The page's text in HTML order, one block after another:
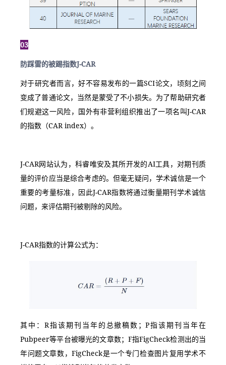
03
防踩雷的被踢指数J-CAR
对于研究者而言，好不容易发布的一篇SCI论文，顷刻之间
变成了普通论文，当然是蒙受了不小损失。为了帮助研究者
们规避这一风险，国外有非营利组织推出了一项名叫J-CAR
的指数（CAR index）。
J-CAR网站认为，科睿唯安及其所开发的AI工具，对期刊质
量的评价应当是综合考虑的。但毫无疑问，学术诚信是一个
重要的考量标准，因此J-CAR指数将通过衡量期刊学术诚信
问题，来评估期刊被剔除的风险。
J-CAR指数的计算公式为：
其中：R指该期刊当年的总撤稿数；P指该期刊当年在
Pubpeer等平台被曝光的文章数；F指FigCheck检测出的当
年问题文章数，FigCheck是一个专门检查图片复用学术不